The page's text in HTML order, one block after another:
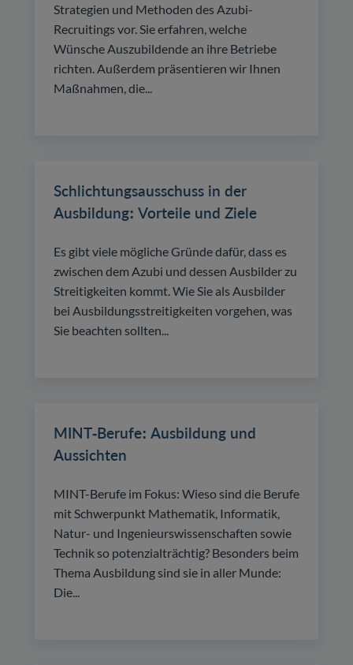
Strategien und Methoden des Azubi-
Recruitings vor. Sie erfahren, welche
Wünsche Auszubildende an ihre Betriebe
richten. Außerdem präsentieren wir Ihnen
Maßnahmen, die...
Schlichtungsausschuss in der
Ausbildung: Vorteile und Ziele
Es gibt viele mögliche Gründe dafür, dass es
zwischen dem Azubi und dessen Ausbilder zu
Streitigkeiten kommt. Wie Sie als Ausbilder
bei Ausbildungsstreitigkeiten vorgehen, was
Sie beachten sollten...
MINT-Berufe: Ausbildung und
Aussichten
MINT-Berufe im Fokus: Wieso sind die Berufe
mit Schwerpunkt Mathematik, Informatik,
Natur- und Ingenieurswissenschaften sowie
Technik so potenzialträchtig? Besonders beim
Thema Ausbildung sind sie in aller Munde:
Die...